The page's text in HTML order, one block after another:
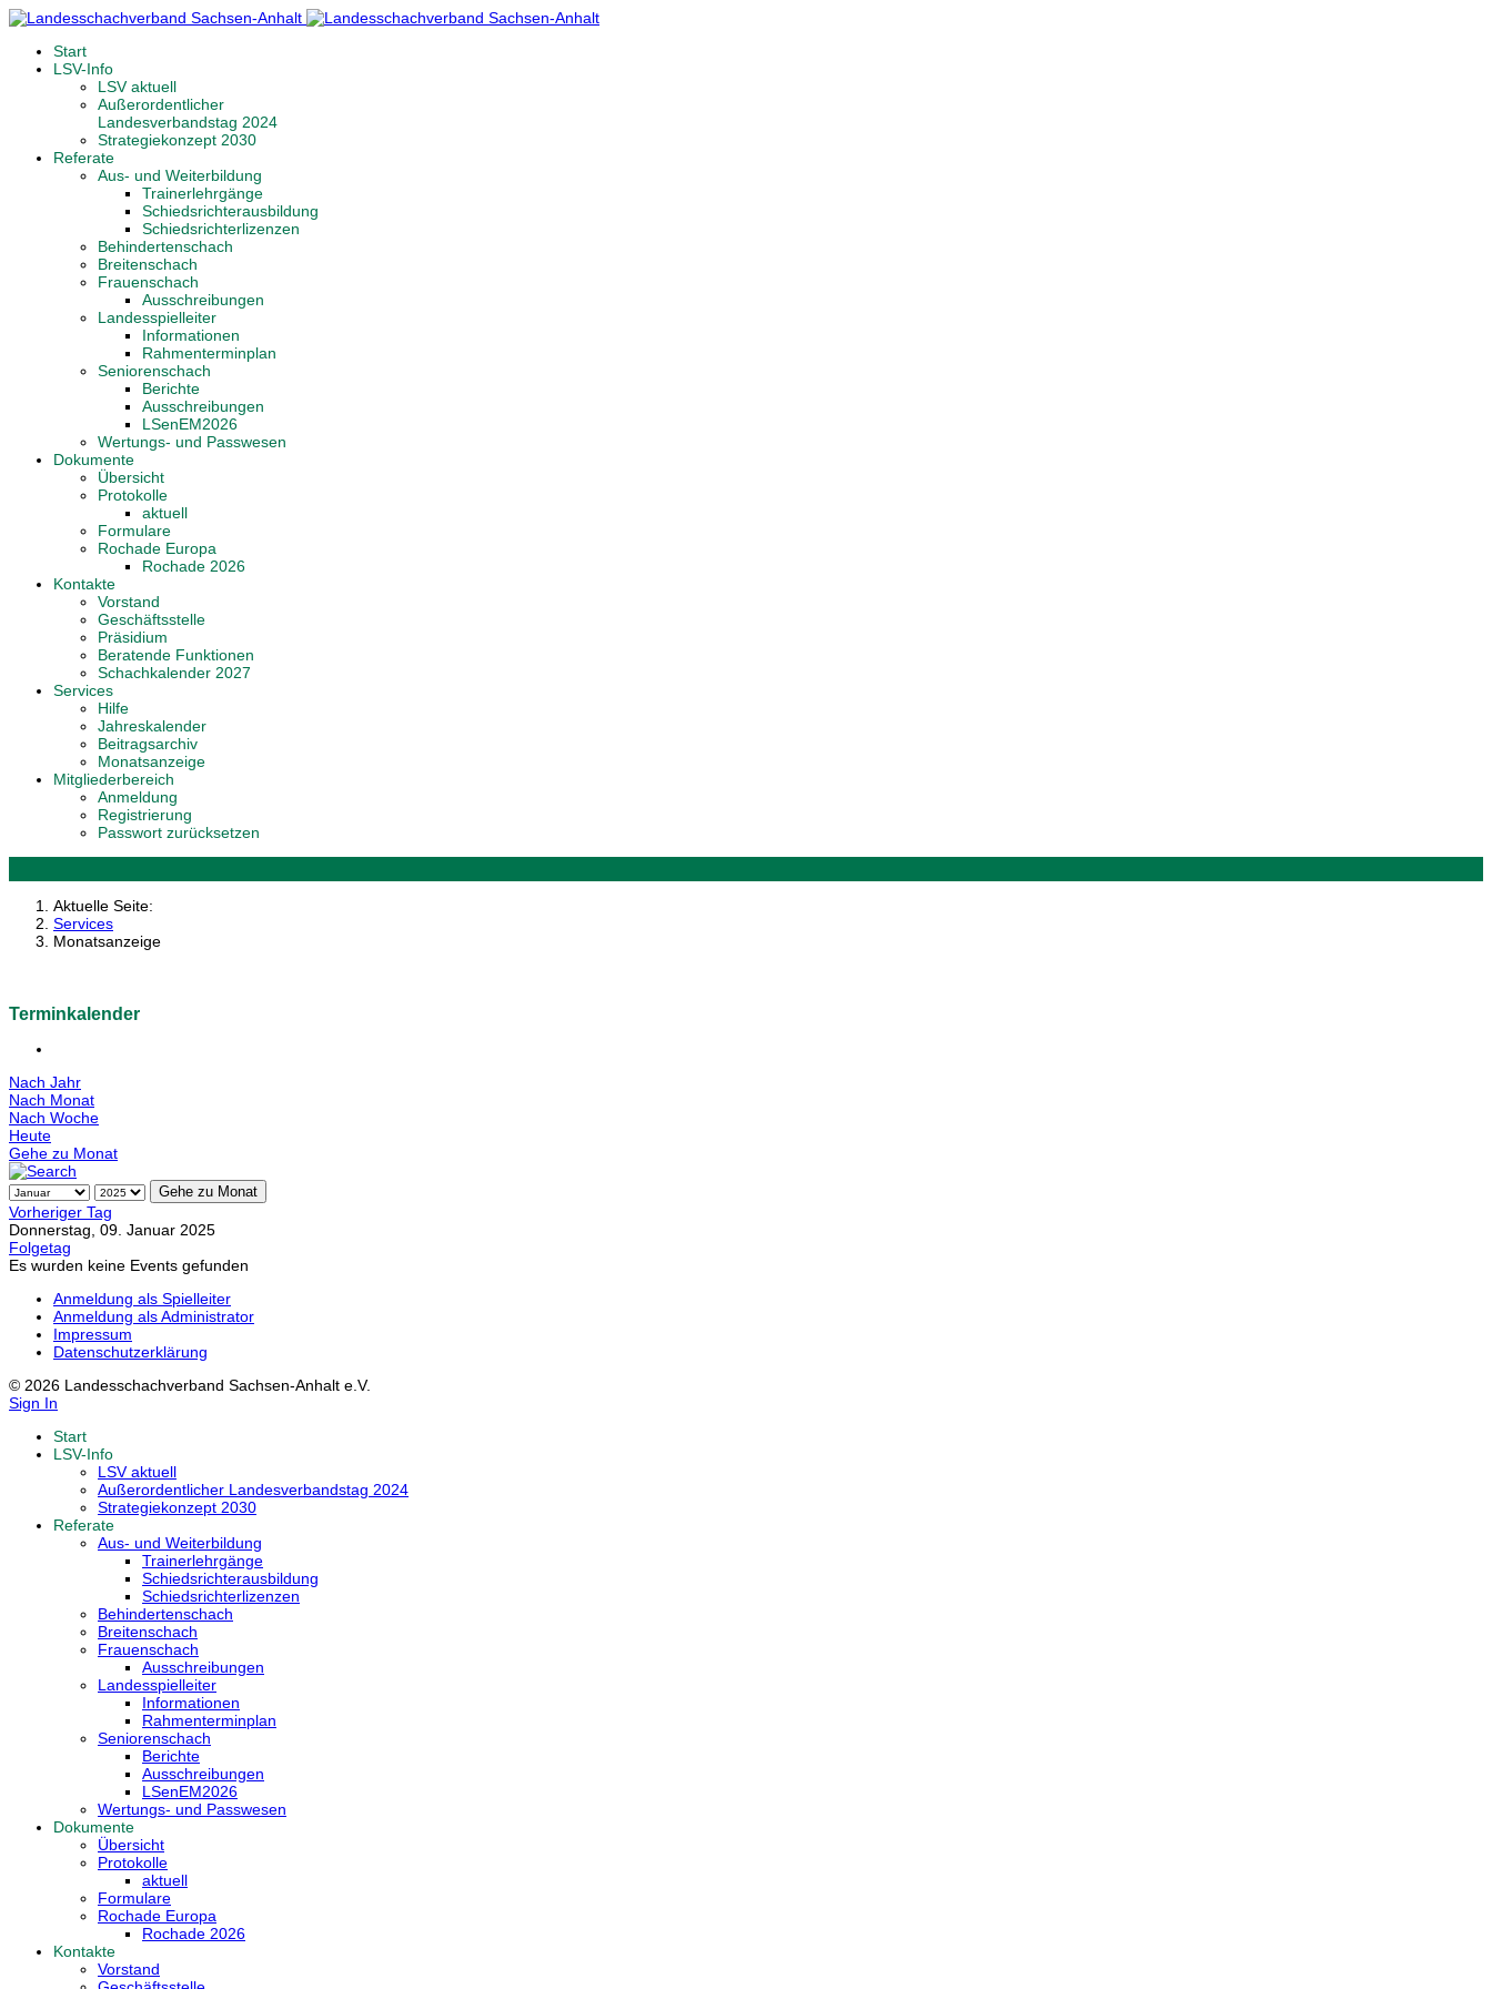
Start
LSV-Info
LSV aktuell
Außerordentlicher
Landesverbandstag 2024
Strategiekonzept 2030
Referate
Aus- und Weiterbildung
Trainerlehrgänge
Schiedsrichterausbildung
Schiedsrichterlizenzen
Behindertenschach
Breitenschach
Frauenschach
Ausschreibungen
Landesspielleiter
Informationen
Rahmenterminplan
Seniorenschach
Berichte
Ausschreibungen
LSenEM2026
Wertungs- und Passwesen
Dokumente
Übersicht
Protokolle
aktuell
Formulare
Rochade Europa
Rochade 2026
Kontakte
Vorstand
Geschäftsstelle
Präsidium
Beratende Funktionen
Schachkalender 2027
Services
Hilfe
Jahreskalender
Beitragsarchiv
Monatsanzeige
Mitgliederbereich
Anmeldung
Registrierung
Passwort zurücksetzen
Aktuelle Seite:
Services
Monatsanzeige
Terminkalender
Nach Jahr
Nach Monat
Nach Woche
Heute
Gehe zu Monat
Gehe zu Monat
Vorheriger Tag
Donnerstag, 09. Januar 2025
Folgetag
Es wurden keine Events gefunden
Anmeldung als Spielleiter
Anmeldung als Administrator
Impressum
Datenschutzerklärung
© 2026 Landesschachverband Sachsen-Anhalt e.V.
Sign In
Start
LSV-Info
LSV aktuell
Außerordentlicher Landesverbandstag 2024
Strategiekonzept 2030
Referate
Aus- und Weiterbildung
Trainerlehrgänge
Schiedsrichterausbildung
Schiedsrichterlizenzen
Behindertenschach
Breitenschach
Frauenschach
Ausschreibungen
Landesspielleiter
Informationen
Rahmenterminplan
Seniorenschach
Berichte
Ausschreibungen
LSenEM2026
Wertungs- und Passwesen
Dokumente
Übersicht
Protokolle
aktuell
Formulare
Rochade Europa
Rochade 2026
Kontakte
Vorstand